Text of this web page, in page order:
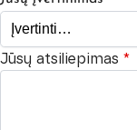
Jūsų atsiliepimas *